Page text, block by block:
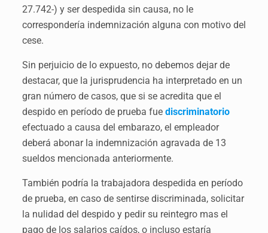
27.742-) y ser despedida sin causa, no le
correspondería indemnización alguna con motivo del
cese.
Sin perjuicio de lo expuesto, no debemos dejar de
destacar, que la jurisprudencia ha interpretado en un
gran número de casos, que si se acredita que el
despido en período de prueba fue discriminatorio
efectuado a causa del embarazo, el empleador
deberá abonar la indemnización agravada de 13
sueldos mencionada anteriormente.
También podría la trabajadora despedida en período
de prueba, en caso de sentirse discriminada, solicitar
la nulidad del despido y pedir su reintegro mas el
pago de los salarios caídos, o incluso estaría